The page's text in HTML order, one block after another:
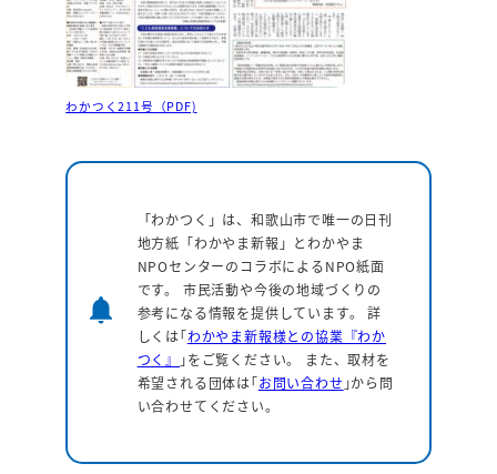
わかつく211号（PDF)
notifications
「わかつく」は、和歌山市で唯一の日刊
地方紙「わかやま新報」とわかやま
NPOセンターのコラボによるNPO紙面
です。 市民活動や今後の地域づくりの
参考になる情報を提供しています。詳
しくは｢わかやま新報様との協業『わか
つく』
｣をご覧ください。 また、取材を
希望される団体は｢お問い合わせ ｣から問
い合わせてください。